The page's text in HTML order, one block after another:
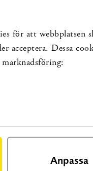
för att webbplatsen
acceptera. Dessa
Anpassa
genomtänkta och